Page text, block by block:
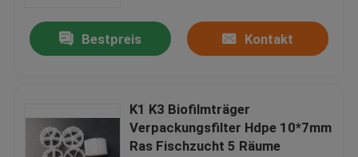
Bestpreis Kontakt
K1 K3 Biofilmträger
Verpackungsfilter Hdpe 10*7mm
Ras Fischzucht 5 Räume